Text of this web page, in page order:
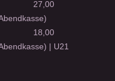
27,00
18,00
| U21